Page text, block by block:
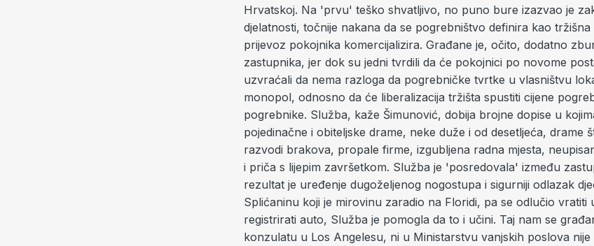
Hrvatskoj. Na 'prvu' teško shvatljivo, no puno bure izazvao je
djelatnosti, točnije nakana da se pogrebništvo definira kao tržišna
prijevoz pokojnika komercijalizira. Građane je, očito, dodatno
zastupnika, jer dok su jedni tvrdili da će pokojnici po novome
uzvraćali da nema razloga da pogrebničke tvrtke u vlasništvu
monopol, odnosno da će liberalizacija tržišta spustiti cijene
pogrebnike. Služba, kaže Šimunović, dobija brojne dopise u
pojedinačne i obiteljske drame, neke duže i od desetljeća, drame
razvodi brakova, propale firme, izgubljena radna mjesta,
i priča s lijepim završetkom. Služba je 'posredovala' između
rezultat je uređenje dugoželjenog nogostupa i sigurniji odlazak
Splićaninu koji je mirovinu zaradio na Floridi, pa se odlučio vratiti
registrirati auto, Služba je pomogla da to i učini. Taj nam se
konzulatu u Los Angelesu, ni u Ministarstvu vanjskih poslova